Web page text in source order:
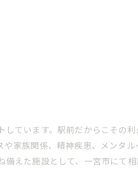
ています。駅前だからこその
家族関係、精神疾患、メンタ
えた施設として、一宮市にて相